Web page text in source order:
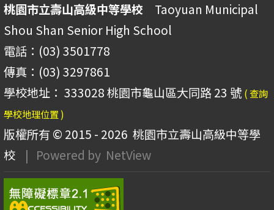
桃園市立壽山高級中等學校 Taoyuan Municipal
Shou Shan Senior High School
電話：(03) 3501778
傳真：(03) 3297861
學校地址： 333028 桃園市龜山區大同路 23 號 ( 查詢
學校地理位置 )
版權所有 © 2015 - 2026 桃園市立壽山高級中等學
校
| Powered by NetView